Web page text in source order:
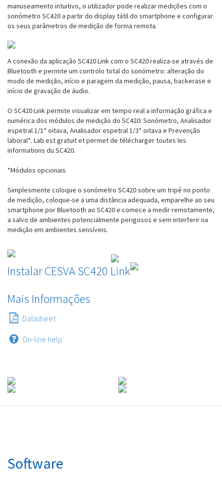
manuseamento intuitivo, o utilizador pode realizar medições com o
sonómetro SC420 a partir do display tátil do smartphone e configurar
os seus parâmetros de medição de forma remota.
A conexão da aplicação SC420 Link com o SC420 realiza-se através de
Bluetooth e permite um controlo total do sonómetro: alteração do
modo de medição, início e paragem da medição, pausa, backerase e
início de gravação de áudio.
O SC420 Link permite visualizar em tempo real a informação gráfica e
numérica dos módulos de medição do SC420: Sonómetro, Analisador
espetral 1/1* oitava, Analisador espetral 1/3* oitava e Prevenção
laboral*. Lab est gratuit et permet de télécharger toutes les
informations du SC420.
*Módulos opcionais
Simplesmente coloque o sonómetro SC420 sobre um tripé no ponto
de medição, coloque-se a uma distância adequada, emparelhe ao seu
smartphone por Bluetooth ao SC420 e comece a medir remotamente,
a salvo de ambientes potencialmente perigosos e sem interferir na
medição em ambientes sensíveis.
Instalar CESVA SC420 Link
Mais Informações
Datasheet
On-line help
Software